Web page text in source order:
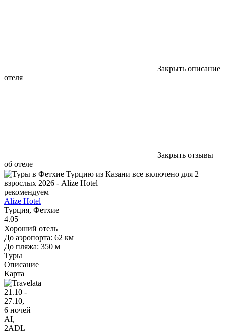
Закрыть описание
отеля
Закрыть отзывы
об отеле
рекомендуем
Alize Hotel
Турция, Фетхие
4.05
Хороший отель
До аэропорта: 62 км
До пляжа: 350 м
Туры
Описание
Карта
21.10 -
27.10,
6 ночей
AI,
2ADL